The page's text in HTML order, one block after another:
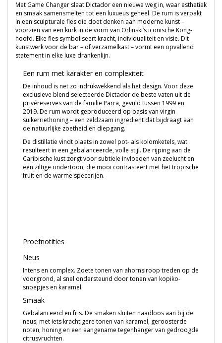
Met Game Changer slaat Dictador een nieuwe weg in, waar esthetiek
en smaak samensmelten tot een luxueus geheel. De rum is verpakt
in een sculpturale fles die doet denken aan moderne kunst –
voorzien van een kurk in de vorm van Orlinski’s iconische Kong-
hoofd. Elke fles symboliseert kracht, individualiteit en visie. Dit
kunstwerk voor de bar – of verzamelkast – vormt een opvallend
statement in elke luxe drankenlijn.
Een rum met karakter en complexiteit
De inhoud is net zo indrukwekkend als het design. Voor deze
exclusieve blend selecteerde Dictador de beste vaten uit de
privéreserves van de familie Parra, gevuld tussen 1999 en
2019. De rum wordt geproduceerd op basis van virgin
suikerriethoning – een zeldzaam ingrediënt dat bijdraagt aan
de natuurlijke zoetheid en diepgang.
De distillatie vindt plaats in zowel pot- als kolomketels, wat
resulteert in een gebalanceerde, volle stijl. De rijping aan de
Caribische kust zorgt voor subtiele invloeden van zeelucht en
een ziltige ondertoon, die mooi contrasteert met het tropische
fruit en de warme specerijen.
Proefnotities
Neus
Intens en complex. Zoete tonen van ahornsiroop treden op de
voorgrond, al snel ondersteund door tonen van kopiko-
snoepjes en karamel.
Smaak
Gebalanceerd en fris. De smaken sluiten naadloos aan bij de
neus, met iets krachtigere tonen van karamel, geroosterde
noten, honing en een aangename tegenhanger van gedroogde
citrusvruchten.